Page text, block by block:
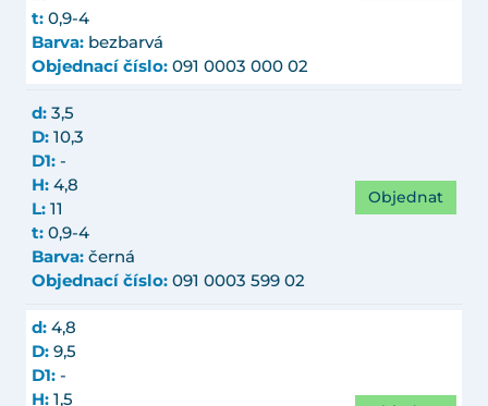
t: 0,9-4
Barva: bezbarvá
Objednací číslo: 091 0003 000 02
d: 3,5
D: 10,3
D1: -
H: 4,8
L: 11
t: 0,9-4
Barva: černá
Objednací číslo: 091 0003 599 02
Objednat
d: 4,8
D: 9,5
D1: -
H: 1,5